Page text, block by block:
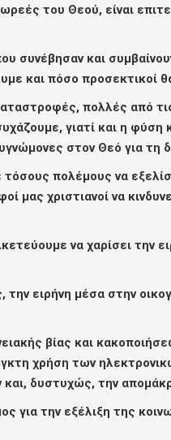
του Θεού, είναι
συνέβησαν και
και πόσο προσεκτικοί
πολλές από
γιατί και η φύση
στον Θεό για τη
πολέμους να
μας χριστιανοί να
να χαρίσει την
ειρήνη μέσα στην
βίας και
χρήση των
και, δυστυχώς, την
για την εξέλιξη της